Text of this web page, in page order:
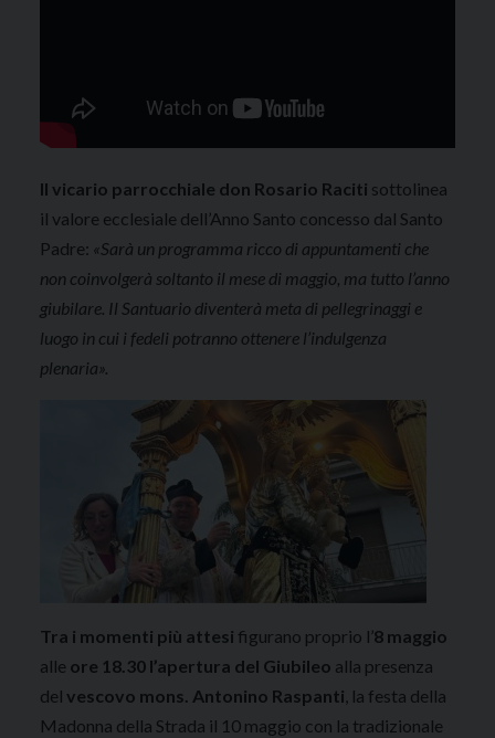
Il vicario parrocchiale don Rosario Raciti sottolinea
il valore ecclesiale dell’Anno Santo concesso dal Santo
Padre: «Sarà un programma ricco di appuntamenti che
non coinvolgerà soltanto il mese di maggio, ma tutto l’anno
giubilare. Il Santuario diventerà meta di pellegrinaggi e
luogo in cui i fedeli potranno ottenere l’indulgenza
plenaria».
Tra i momenti più attesi figurano proprio l’8 maggio
alle ore 18.30 l’apertura del Giubileo alla presenza
del vescovo mons. Antonino Raspanti , la festa della
Madonna della Strada il 10 maggio con la tradizionale